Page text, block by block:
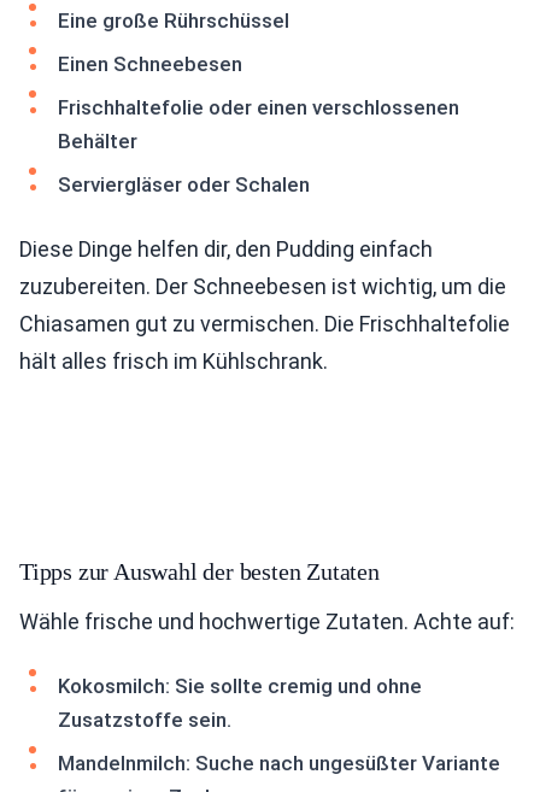
Eine große Rührschüssel
Einen Schneebesen
Frischhaltefolie oder einen verschlossenen
Behälter
Serviergläser oder Schalen
Diese Dinge helfen dir, den Pudding einfach
zuzubereiten. Der Schneebesen ist wichtig, um die
Chiasamen gut zu vermischen. Die Frischhaltefolie
hält alles frisch im Kühlschrank.
Tipps zur Auswahl der besten Zutaten
Wähle frische und hochwertige Zutaten. Achte auf:
Kokosmilch: Sie sollte cremig und ohne
Zusatzstoffe sein.
Mandelnmilch: Suche nach ungesüßter Variante